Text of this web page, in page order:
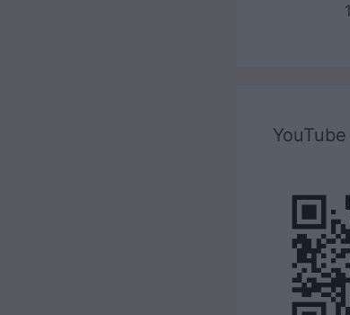
1
YouTube